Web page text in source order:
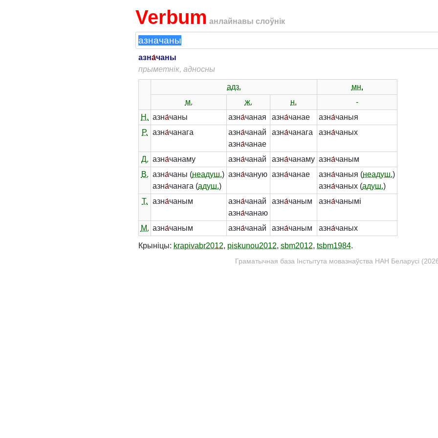
Verbum анлайнавы слоўнік
азна́чаны
прыметнік, адносны
адз.
мн.
м.
ж. н.
-
Н. азна́чаны азна́чаная азна́чанае азна́чаныя
Р.
азна́чанага азна́чанай
азна́чанае
азна́чанага азна́чаных
Д. азна́чанаму азна́чанай азна́чанаму азна́чаным
В. азна́чаны (неадуш.)
азна́чанага (адуш.)
азна́чаную азна́чанае азна́чаныя (неадуш.)
азна́чаных (адуш.)
Т.
азна́чаным азна́чанай
азна́чанаю
азна́чаным азна́чанымі
М. азна́чаным азна́чанай азна́чаным азна́чаных
Крыніцы: krapivabr2012, piskunou2012, sbm2012, tsbm1984.
Граматычная база Інстытута мовазнаўства НАН Беларусі